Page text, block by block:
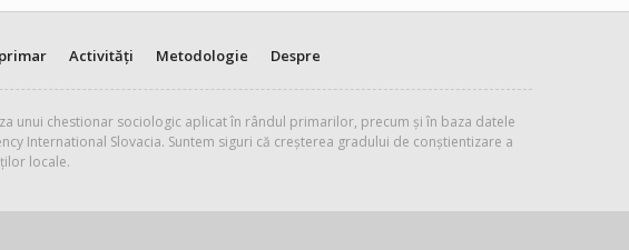
Activități Metodologie Despre
unui chestionar sociologic aplicat în rândul primarilor, precum și în baza datele
International Slovacia. Suntem siguri că creșterea gradului de conștientizare a
locale.